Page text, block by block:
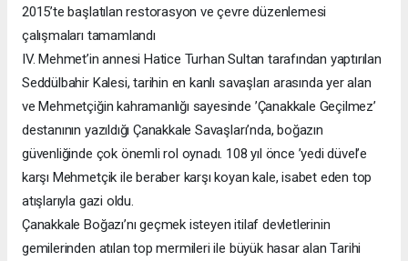
2015’te başlatılan restorasyon ve çevre düzenlemesi
çalışmaları tamamlandı
IV. Mehmet’in annesi Hatice Turhan Sultan tarafından yaptırılan
Seddülbahir Kalesi, tarihin en kanlı savaşları arasında yer alan
ve Mehmetçiğin kahramanlığı sayesinde ’Çanakkale Geçilmez’
destanının yazıldığı Çanakkale Savaşları’nda, boğazın
güvenliğinde çok önemli rol oynadı. 108 yıl önce ’yedi düvel’e
karşı Mehmetçik ile beraber karşı koyan kale, isabet eden top
atışlarıyla gazi oldu.
Çanakkale Boğazı’nı geçmek isteyen itilaf devletlerinin
gemilerinden atılan top mermileri ile büyük hasar alan Tarihi